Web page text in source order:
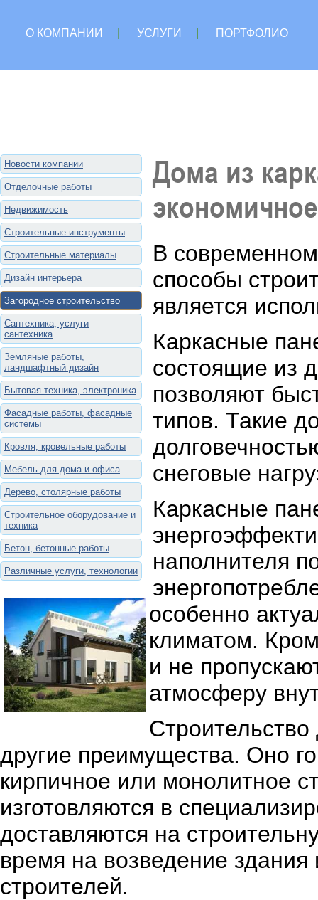
О КОМПАНИИ УСЛУГИ
ПОРТФОЛИО
Новости компании
Отделочные работы
Недвижимость
Строительные инструменты
Строительные материалы
Дизайн интерьера
Загородное строительство
Сантехника, услуги
сантехника
Земляные работы,
ландшафтный дизайн
Бытовая техника, электроника
Фасадные работы, фасадные
системы
Кровля, кровельные работы
Мебель для дома и офиса
Дерево, столярные работы
Строительное оборудование и
техника
Бетон, бетонные работы
Различные услуги, технологии
Дома из
В
способы
является
Каркасные
состоящие из
позволяют
типов. Такие
снеговые
Каркасные
наполнителя
особенно
климатом.
и не
атмосферу
другие преимущества. Оно
кирпичное или монолитное
изготовляются в
доставляются на
время на возведение
строителей.